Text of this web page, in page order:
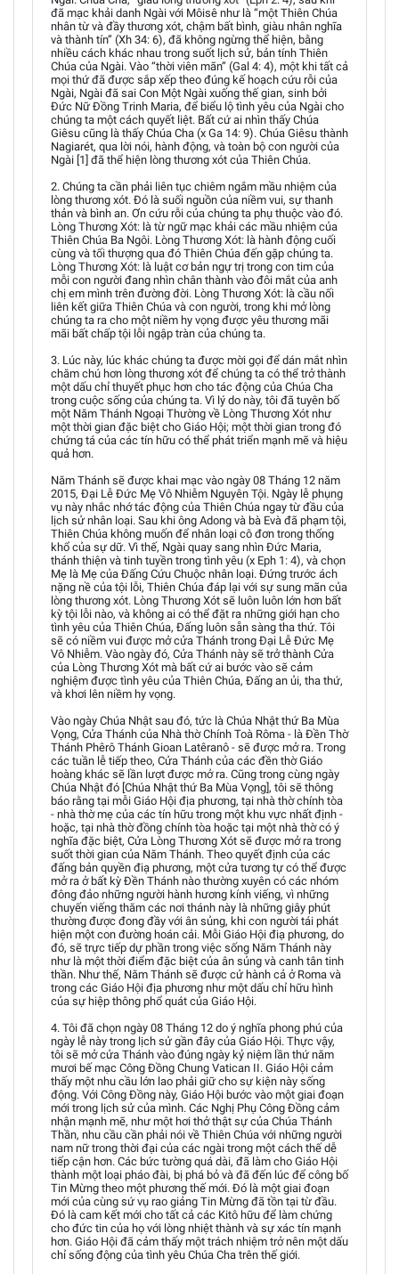
đã mạc khải danh Ngài với Môisê như là “một Thiên Chúa
nhân từ và đầy thương xót, chậm bất bình, giàu nhân nghĩa
và thành tín” (Xh 34: 6), đã không ngừng thể hiện, bằng
nhiều cách khác nhau trong suốt lịch sử, bản tính Thiên
Chúa của Ngài. Vào “thời viên mãn” (Gal 4: 4), một khi tất cả
mọi thứ đã được sắp xếp theo đúng kế hoạch cứu rỗi của
Ngài, Ngài đã sai Con Một Ngài xuống thế gian, sinh bởi
Đức Nữ Đồng Trinh Maria, để biểu lộ tình yêu của Ngài cho
chúng ta một cách quyết liệt. Bất cứ ai nhìn thấy Chúa
Giêsu cũng là thấy Chúa Cha (x Ga 14: 9). Chúa Giêsu thành
Nagiarét, qua lời nói, hành động, và toàn bộ con người của
Ngài [1] đã thể hiện lòng thương xót của Thiên Chúa.
2. Chúng ta cần phải liên tục chiêm ngắm mầu nhiệm của
lòng thương xót. Đó là suối nguồn của niềm vui, sự thanh
thản và bình an. Ơn cứu rỗi của chúng ta phụ thuộc vào đó.
Lòng Thương Xót: là từ ngữ mạc khải các mầu nhiệm của
Thiên Chúa Ba Ngôi. Lòng Thương Xót: là hành động cuối
cùng và tối thượng qua đó Thiên Chúa đến gặp chúng ta.
Lòng Thương Xót: là luật cơ bản ngự trị trong con tim của
mỗi con người đang nhìn chân thành vào đôi mắt của anh
chị em mình trên đường đời. Lòng Thương Xót: là cầu nối
liên kết giữa Thiên Chúa và con người, trong khi mở lòng
chúng ta ra cho một niềm hy vọng được yêu thương mãi
mãi bất chấp tội lỗi ngập tràn của chúng ta.
3. Lúc này, lúc khác chúng ta được mời gọi để dán mắt nhìn
chăm chú hơn lòng thương xót để chúng ta có thể trở thành
một dấu chỉ thuyết phục hơn cho tác động của Chúa Cha
trong cuộc sống của chúng ta. Vì lý do này, tôi đã tuyên bố
một Năm Thánh Ngoại Thường về Lòng Thương Xót như
một thời gian đặc biệt cho Giáo Hội; một thời gian trong đó
chứng tá của các tín hữu có thể phát triển mạnh mẽ và hiệu
quả hơn.
Năm Thánh sẽ được khai mạc vào ngày 08 Tháng 12 năm
2015, Đại Lễ Đức Mẹ Vô Nhiễm Nguyên Tội. Ngày lễ phụng
vụ này nhắc nhớ tác động của Thiên Chúa ngay từ đầu của
lịch sử nhân loại. Sau khi ông Adong và bà Evà đã phạm tội,
Thiên Chúa không muốn để nhân loại cô đơn trong thống
khổ của sự dữ. Vì thế, Ngài quay sang nhìn Đức Maria,
thánh thiện và tinh tuyền trong tình yêu (x Eph 1: 4), và chọn
Mẹ là Mẹ của Đấng Cứu Chuộc nhân loại. Đứng trước ách
nặng nề của tội lỗi, Thiên Chúa đáp lại với sự sung mãn của
lòng thương xót. Lòng Thương Xót sẽ luôn luôn lớn hơn bất
kỳ tội lỗi nào, và không ai có thể đặt ra những giới hạn cho
tình yêu của Thiên Chúa, Đấng luôn sẵn sàng tha thứ. Tôi
sẽ có niềm vui được mở cửa Thánh trong Đại Lễ Đức Mẹ
Vô Nhiễm. Vào ngày đó, Cửa Thánh này sẽ trở thành Cửa
của Lòng Thương Xót mà bất cứ ai bước vào sẽ cảm
nghiệm được tình yêu của Thiên Chúa, Đấng an ủi, tha thứ,
và khơi lên niềm hy vọng.
Vào ngày Chúa Nhật sau đó, tức là Chúa Nhật thứ Ba Mùa
Vọng, Cửa Thánh của Nhà thờ Chính Toà Rôma - là Đền Thờ
Thánh Phêrô Thánh Gioan Latêranô - sẽ được mở ra. Trong
các tuần lễ tiếp theo, Cửa Thánh của các đền thờ Giáo
hoàng khác sẽ lần lượt được mở ra. Cũng trong cùng ngày
Chúa Nhật đó [Chúa Nhật thứ Ba Mùa Vọng], tôi sẽ thông
báo rằng tại mỗi Giáo Hội địa phương, tại nhà thờ chính tòa
- nhà thờ mẹ của các tín hữu trong một khu vực nhất định -
hoặc, tại nhà thờ đồng chính tòa hoặc tại một nhà thờ có ý
nghĩa đặc biệt, Cửa Lòng Thương Xót sẽ được mở ra trong
suốt thời gian của Năm Thánh. Theo quyết định của các
đấng bản quyền điạ phương, một cửa tương tự có thể được
mở ra ở bất kỳ Đền Thánh nào thường xuyên có các nhóm
đông đảo những người hành hương kính viếng, vì những
chuyến viếng thăm các nơi thánh này là những giây phút
thường được đong đầy với ân sủng, khi con người tái phát
hiện một con đường hoán cải. Mỗi Giáo Hội điạ phương, do
đó, sẽ trực tiếp dự phần trong việc sống Năm Thánh này
như là một thời điểm đặc biệt của ân sủng và canh tân tinh
thần. Như thế, Năm Thánh sẽ được cử hành cả ở Roma và
trong các Giáo Hội địa phương như một dấu chỉ hữu hình
của sự hiệp thông phổ quát của Giáo Hội.
4. Tôi đã chọn ngày 08 Tháng 12 do ý nghĩa phong phú của
ngày lễ này trong lịch sử gần đây của Giáo Hội. Thực vậy,
tôi sẽ mở cửa Thánh vào đúng ngày kỷ niệm lần thứ năm
mươi bế mạc Công Đồng Chung Vatican II. Giáo Hội cảm
thấy một nhu cầu lớn lao phải giữ cho sự kiện này sống
động. Với Công Đồng này, Giáo Hội bước vào một giai đoạn
mới trong lịch sử của mình. Các Nghị Phụ Công Đồng cảm
nhận mạnh mẽ, như một hơi thở thật sự của Chúa Thánh
Thần, nhu cầu cần phải nói về Thiên Chúa với những người
nam nữ trong thời đại của các ngài trong một cách thế dễ
tiếp cận hơn. Các bức tường quá dài, đã làm cho Giáo Hội
thành một loại pháo đài, bị phá bỏ và đã đến lúc để công bố
Tin Mừng theo một phương thế mới. Đó là một giai đoạn
mới của cùng sứ vụ rao giảng Tin Mừng đã tồn tại từ đầu.
Đó là cam kết mới cho tất cả các Kitô hữu để làm chứng
cho đức tin của họ với lòng nhiệt thành và sự xác tín mạnh
hơn. Giáo Hội đã cảm thấy một trách nhiệm trở nên một dấu
chỉ sống động của tình yêu Chúa Cha trên thế giới.